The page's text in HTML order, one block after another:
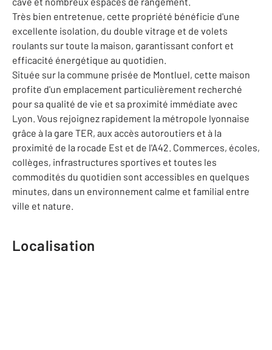
Très bien entretenue, cette propriété bénéficie d'une
excellente isolation, du double vitrage et de volets
roulants sur toute la maison, garantissant confort et
efficacité énergétique au quotidien.
Située sur la commune prisée de Montluel, cette maison
profite d'un emplacement particulièrement recherché
pour sa qualité de vie et sa proximité immédiate avec
Lyon. Vous rejoignez rapidement la métropole lyonnaise
grâce à la gare TER, aux accès autoroutiers et à la
proximité de la rocade Est et de l'A42. Commerces, écoles,
collèges, infrastructures sportives et toutes les
commodités du quotidien sont accessibles en quelques
minutes, dans un environnement calme et familial entre
ville et nature.
Localisation